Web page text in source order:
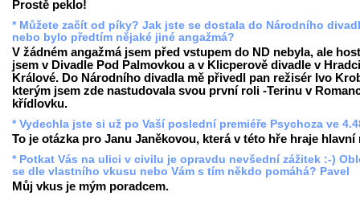
Prostě peklo!
* Můžete začít od píky? Jak jste se dostala do Národního
nebo bylo předtím nějaké jiné angažmá?
V žádném angažmá jsem před vstupem do ND nebyla, ale
jsem v Divadle Pod Palmovkou a v Klicperově divadle v Hradci
Králové. Do Národního divadla mě přivedl pan režisér Ivo
kterým jsem zde nastudovala svou první roli -Terinu v
křídlovku.
* Vydechla jste si už po Vaší poslední premiéře Psychoza ve
To je otázka pro Janu Janěkovou, která v této hře hraje hlavní
* Potkat Vás na ulici v civilu je opravdu nevšední zážitek :-)
se dle vlastního vkusu nebo Vám s tím někdo pomáhá? Pavel
Můj vkus je mým poradcem.